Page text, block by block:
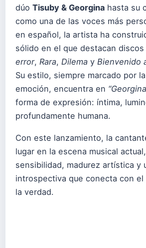
dúo Tisuby & Georgina hasta su
como una de las voces más
en español, la artista ha
sólido en el que destacan discos
error, Rara, Dilema y Bienvenido
Su estilo, siempre marcado por
emoción, encuentra en
forma de expresión: íntima,
profundamente humana.
Con este lanzamiento, la
lugar en la escena musical
sensibilidad, madurez artística y
introspectiva que conecta con el
la verdad.